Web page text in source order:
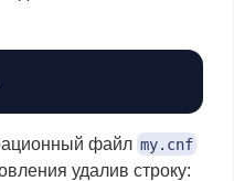
файл my.cnf
удалив строку: